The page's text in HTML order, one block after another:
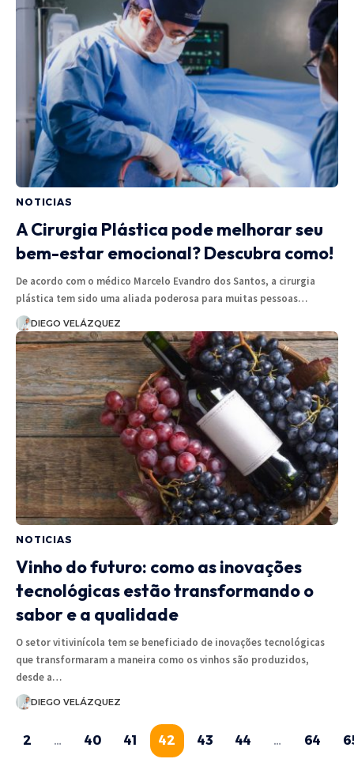
NOTICIAS
A Cirurgia Plástica pode melhorar seu
bem-estar emocional? Descubra como!
De acordo com o médico Marcelo Evandro dos Santos, a cirurgia
plástica tem sido uma aliada poderosa para muitas pessoas…
DIEGO VELÁZQUEZ
NOTICIAS
Vinho do futuro: como as inovações
tecnológicas estão transformando o
sabor e a qualidade
O setor vitivinícola tem se beneficiado de inovações tecnológicas
que transformaram a maneira como os vinhos são produzidos,
desde a…
DIEGO VELÁZQUEZ
2 … 40 41 42 43 44 … 64